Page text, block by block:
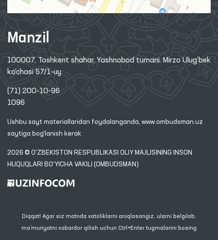
Manzil
100007, Toshkent shahar, Yashnobod tumani. Mirzo Ulug‘bek
ko‘chasi 57/1-uy
(71) 200-10-96
1096
Ushbu sayt materiallaridan foydalanganda, www.ombudsman.uz
saytiga bog'lanish kerak
2026 © O'ZBEKISTON RESPUBLIKASI OLIY MAJLISINING INSON
HUQUQLARI BO'YICHA VAKILI (OMBUDSMAN)
Diqqat! Agar siz matnda xatoliklarni aniqlasangiz, ularni belgilab,
ma’muriyatni xabardor qilish uchun Ctrl+Enter tugmalarini bosing